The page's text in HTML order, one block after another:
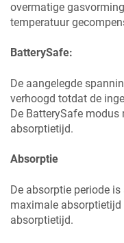
overmatige
temperatuur
BatterySafe:
De aangelegde
verhoogd totdat de
De BatterySafe modus
absorptietijd.
Absorptie
De absorptie periode
maximale
absorptietijd.